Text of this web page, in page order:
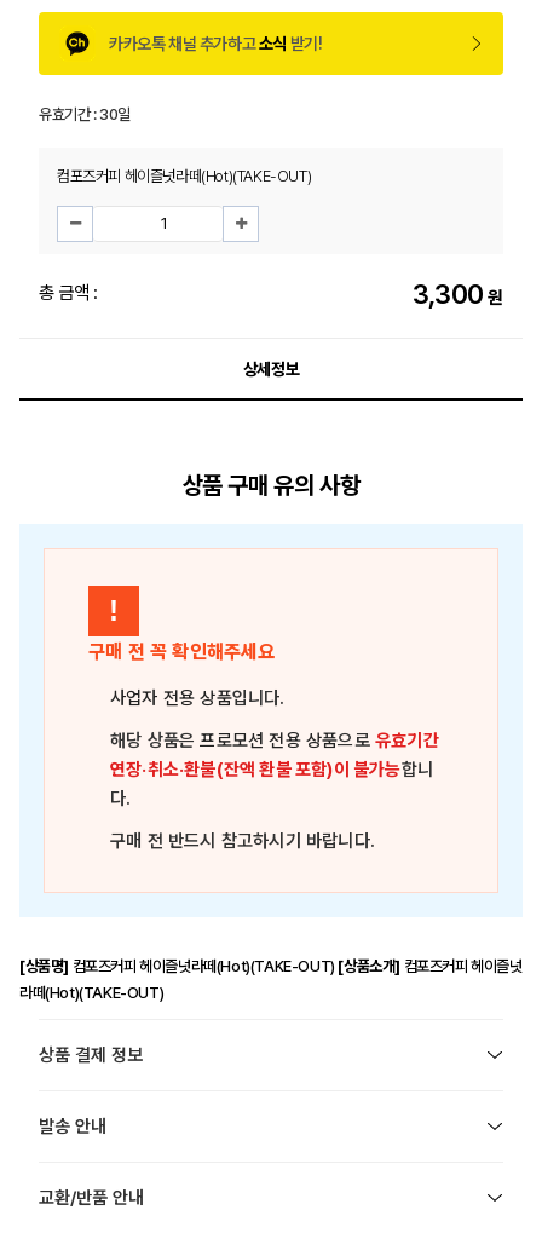
카카오톡 채널 추가하고소식 받기!
유효기간 :30일
컴포즈커피 헤이즐넛라떼(Hot)(TAKE-OUT)
총 금액 : 3,300 원
상세정보
상품 구매 유의 사항
!
구매 전 꼭 확인해주세요
사업자 전용 상품입니다.
해당 상품은프로모션 전용 상품으로유효기간
연장·취소·환불(잔액 환불 포함)이 불가능합니
다.
구매 전 반드시 참고하시기 바랍니다.
[상품명] 컴포즈커피 헤이즐넛라떼(Hot)(TAKE-OUT) [상품소개] 컴포즈커피 헤이즐넛
라떼(Hot)(TAKE-OUT)
상품 결제 정보
발송 안내
교환/반품 안내